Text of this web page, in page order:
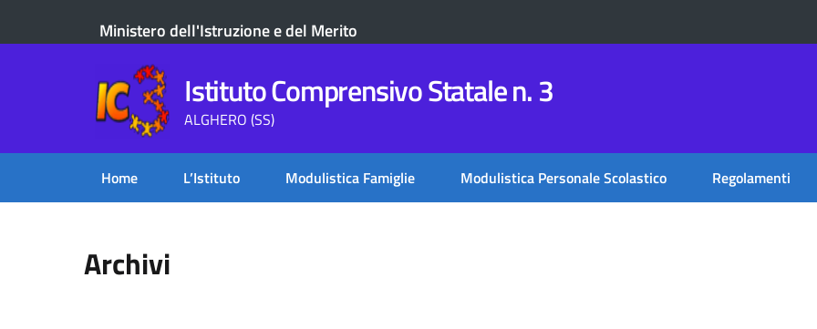
Ministero dell'Istruzione e del Merito
Istituto Comprensivo Statale n. 3
ALGHERO (SS)
Home L’Istituto Modulistica Famiglie Modulistica Personale Scolastico Regolamenti
Archivi